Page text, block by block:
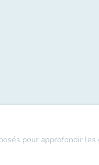
pour approfondir les